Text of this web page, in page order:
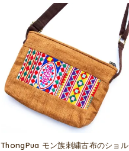
ThongPua モン族刺繍古布のショル